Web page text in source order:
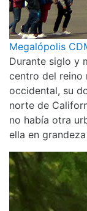
Megalópolis
Durante siglo y
centro del reino
occidental, su
norte de
no había otra
ella en